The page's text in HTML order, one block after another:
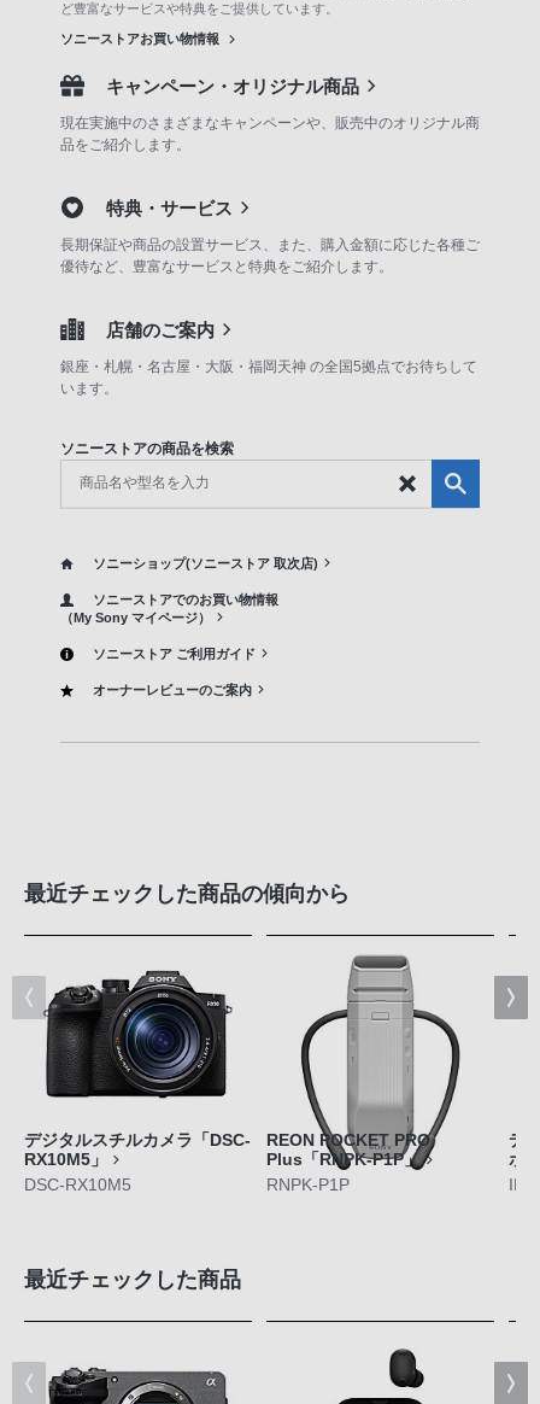
ど豊富なサービスや特典をご提供しています。
ソニーストアお買い物情報
キャンペーン・オリジナル商品
現在実施中のさまざまなキャンペーンや、販売中のオリジナル商
品をご紹介します。
特典・サービス
長期保証や商品の設置サービス、また、購入金額に応じた各種ご
優待など、豊富なサービスと特典をご紹介します。
店舗のご案内
銀座・札幌・名古屋・大阪・福岡天神 の全国5拠点でお待ちして
います。
ソニーストアの商品を検索
ソニーショップ(ソニーストア 取次店)
ソニーストアでのお買い物情報
（My Sony マイページ）
ソニーストア ご利用ガイド
オーナーレビューのご案内
最近チェックした商品の傾向から
デジタルスチルカメラ「DSC-
RX10M5」
DSC-RX10M5
REON POCKET PRO
Plus「RNPK-P1P」
RNPK-P1P
デ
ボ
最近チェックした商品